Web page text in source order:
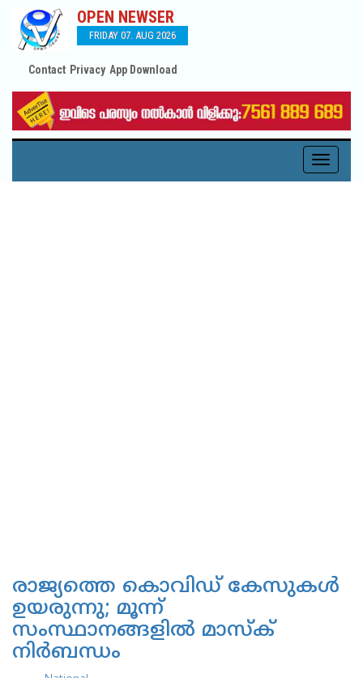
OPEN NEWSER
FRIDAY 07. AUG 2026
Contact Privacy App Download
Toggle
രാജ്യത്തെ കൊവിഡ് കേസുകള്‍
ഉയരുന്നു; മൂന്ന്
സംസ്ഥാനങ്ങളില്‍ മാസ്‌ക്
നിര്‍ബന്ധം